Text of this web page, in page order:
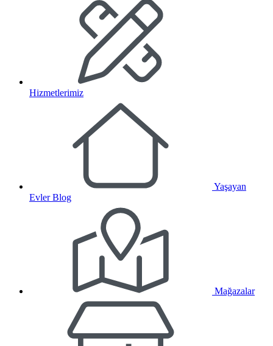
Hizmetlerimiz
Yaşayan
Evler Blog
Mağazalar